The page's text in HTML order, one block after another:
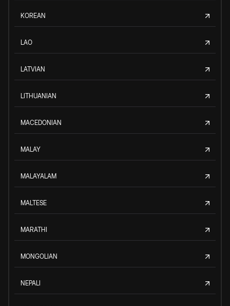
KOREAN
LAO
LATVIAN
LITHUANIAN
MACEDONIAN
MALAY
MALAYALAM
MALTESE
MARATHI
MONGOLIAN
NEPALI